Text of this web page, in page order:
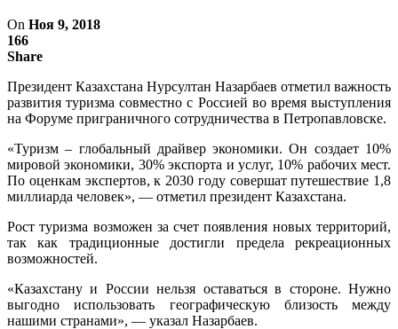
On Ноя 9, 2018
166
Share
Президент Казахстана Нурсултан Назарбаев отметил важность
развития туризма совместно с Россией во время выступления
на Форуме приграничного сотрудничества в Петропавловске.
«Туризм – глобальный драйвер экономики. Он создает 10%
мировой экономики, 30% экспорта и услуг, 10% рабочих мест.
По оценкам экспертов, к 2030 году совершат путешествие 1,8
миллиарда человек», — отметил президент Казахстана.
Рост туризма возможен за счет появления новых территорий,
так как традиционные достигли предела рекреационных
возможностей.
«Казахстану и России нельзя оставаться в стороне. Нужно
выгодно использовать географическую близость между
нашими странами», — указал Назарбаев.